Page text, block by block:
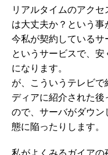
リアルタイムのアク
は大丈夫か？という事
今私が契約している
というサービスで、
になります。
が、こういうテレビ
ディアに紹介された
ので、サーバがダウ
態に陥ったりします。
私がよくみるガイアの